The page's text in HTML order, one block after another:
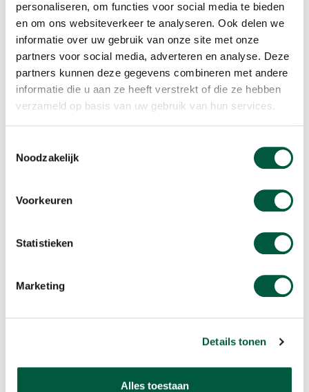
personaliseren, om functies voor social media te bieden
en om ons websiteverkeer te analyseren. Ook delen we
informatie over uw gebruik van onze site met onze
partners voor social media, adverteren en analyse. Deze
partners kunnen deze gegevens combineren met andere
informatie die u aan ze heeft verstrekt of die ze hebben
verzameld op basis van uw gebruik van hun services.
Noodzakelijk
Voorkeuren
Statistieken
Marketing
Details tonen
Alles toestaan
Leveranciers
Wij geloven in duurzame samenwerking met partners aan de
Lees meer
Lidmaatschappen